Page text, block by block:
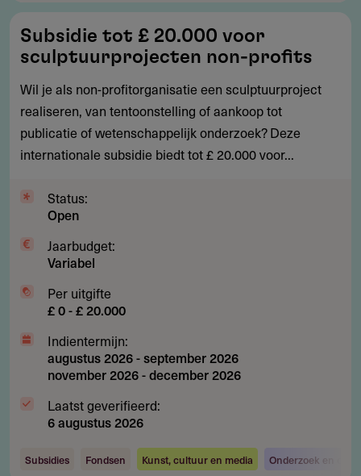
tot
£
20.000
voor
sculptuurprojecten
non-
Subsidie tot £ 20.000 voor
sculptuurprojecten non-profits
Wil je als non-profitorganisatie een sculptuurproject
realiseren, van tentoonstelling of aankoop tot
publicatie of wetenschappelijk onderzoek? Deze
internationale subsidie biedt tot £ 20.000 voor...
Status:
Open
Jaarbudget:
Variabel
Per uitgifte
£ 0 - £ 20.000
Indientermijn:
augustus 2026-september 2026
november 2026-december 2026
Laatst geverifieerd:
6 augustus 2026
Subsidies Fondsen Kunst, cultuur en media Onderzoek en